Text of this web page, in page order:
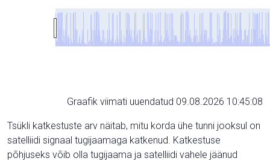
Graafik viimati uuendatud 09.08.2026 10:45:08
Tsükli katkestuste arv näitab, mitu korda ühe tunni jooksul on
satelliidi signaal tugijaamaga katkenud. Katkestuse
põhjuseks võib olla tugijaama ja satelliidi vahele jäänud